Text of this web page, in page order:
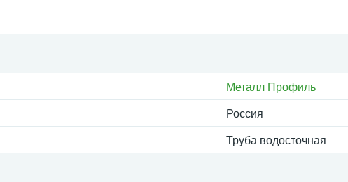
Металл Профиль
Россия
Труба водосточная